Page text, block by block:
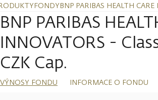
FONDYBNP PARIBAS HEALTH
BNP PARIBAS
INNOVATORS -
CZK Cap.
VÝNOSY FONDU INFORMACE O FONDU